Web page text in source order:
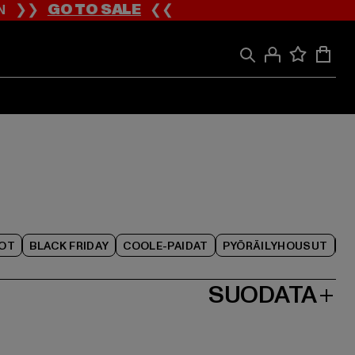
❯❯ GO TO SALE ❮❮
BLACK FRIDAY COOLE-PAIDAT PYÖRÄILYHOUSUT
SUODATA